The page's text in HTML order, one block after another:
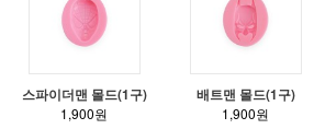
스파이더맨 몰드(1구)
1,900원
배트맨 몰드(1구)
1,900원